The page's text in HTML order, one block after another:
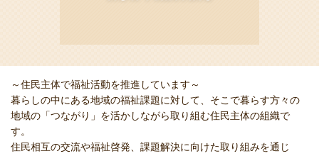
～住民主体で福祉活動を推進しています～
暮らしの中にある地域の福祉課題に対して、そこで暮らす方々の
地域の「つながり」を活かしながら取り組む住民主体の組織で
す。
住民相互の交流や福祉啓発、課題解決に向けた取り組みを通じ